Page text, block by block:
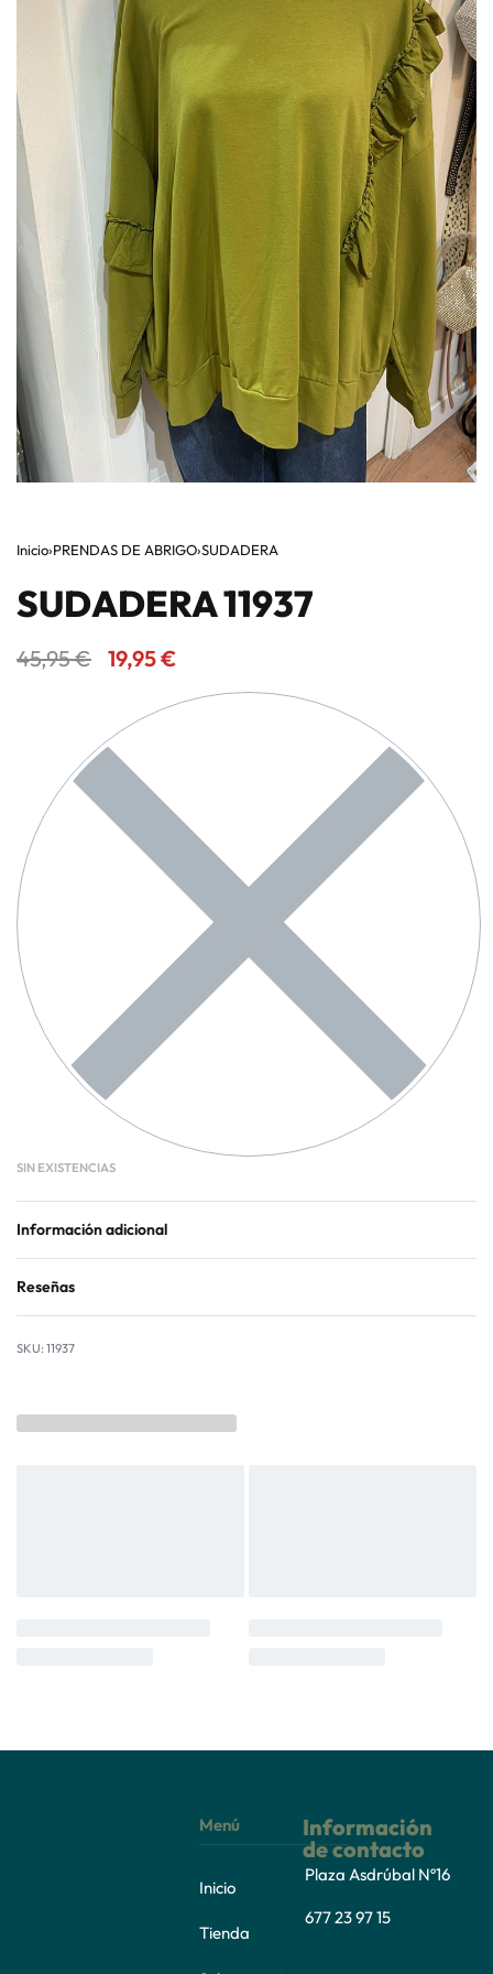
Inicio›PRENDAS DE ABRIGO›SUDADERA
SUDADERA 11937
45,95€ 19,95€
SIN EXISTENCIAS
Información adicional
Reseñas
11937
Menú
Inicio
Tienda
Información
de contacto
Plaza Asdrúbal Nº16
677 23 97 15